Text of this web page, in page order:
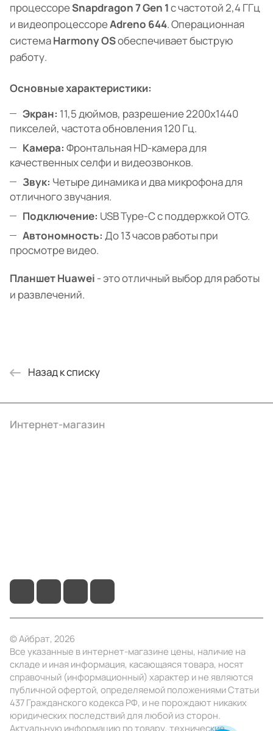
процессореSnapdragon 7 Gen 1с частотой 2,4 ГГц
и видеопроцессореAdreno 644. Операционная
системаHarmony OSобеспечивает быструю
работу.
Основные характеристики:
Экран: 11,5 дюймов, разрешение 2200x1440
пикселей, частота обновления 120 Гц.
Камера: Фронтальная HD-камера для
качественных селфи и видеозвонков.
Звук: Четыре динамика и два микрофона для
отличного звучания.
Подключение: USB Type-C с поддержкой OTG.
Автономность: До 13 часов работы при
просмотре видео.
Планшет Huawei - это отличный выбор для работы
и развлечений.
Назад к списку
Интернет-магазин
© Айбрат, 2026
Все указанные в интернет-магазине цены, наличие на
складе и иная информация, касающаяся товара, носят
справочный (информационный) характер и не являются
публичной офертой, определяемой положениями Статьи
437 Гражданского кодекса РФ, и не порождают никаких
юридических последствий для любой из сторон.
Актуальную информацию по товару, технические